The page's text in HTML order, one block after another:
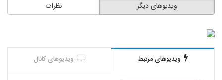
نظرات ویدیوهای دیگر
ویدیوهای مرتبط ویدیوهای کانال